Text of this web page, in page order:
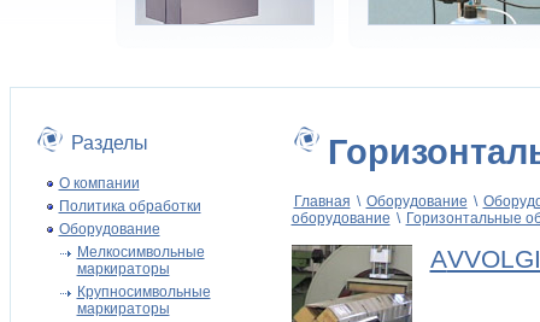
Разделы
О компании
Политика обработки
Оборудование
Мелкосимвольные
маркираторы
Крупносимвольные
маркираторы
Главная \ Оборудование \
оборудование \ Горизонтальные
A